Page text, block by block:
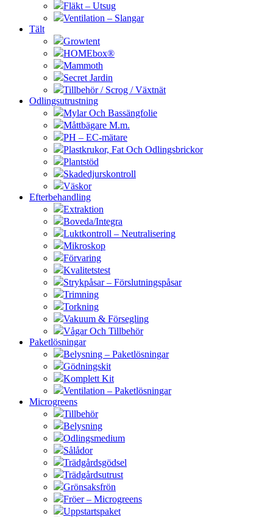
Fläkt – Utsug
Ventilation – Slangar
Tält
Growtent
HOMEbox®
Mammoth
Secret Jardin
Tillbehör / Scrog / Växtnät
Odlingsutrustning
Mylar Och Bassängfolie
Måttbägare M.m.
PH – EC-mätare
Plastkrukor, Fat Och Odlingsbrickor
Plantstöd
Skadedjurskontroll
Väskor
Efterbehandling
Extraktion
Boveda/Integra
Luktkontroll – Neutralisering
Mikroskop
Förvaring
Kvalitetstest
Strykpåsar – Förslutningspåsar
Trimning
Torkning
Vakuum & Försegling
Vågar Och Tillbehör
Paketlösningar
Belysning – Paketlösningar
Gödningskit
Komplett Kit
Ventilation – Paketlösningar
Microgreens
Tillbehör
Belysning
Odlingsmedium
Sålådor
Trädgårdsgödsel
Trädgårdsutrust
Grönsaksfrön
Fröer – Microgreens
Uppstartspaket